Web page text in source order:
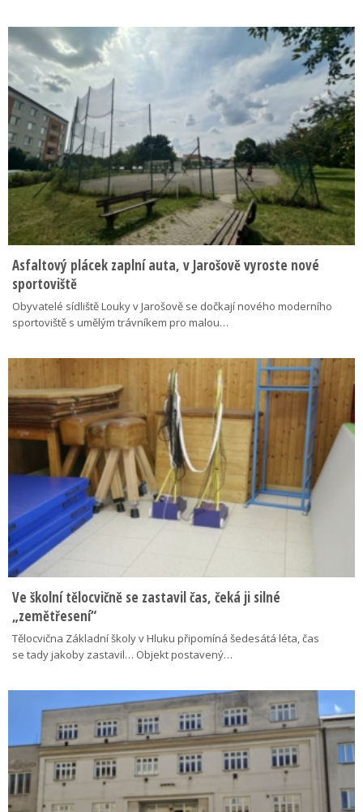
Asfaltový plácek zaplní auta, v Jarošově vyroste nové
sportoviště
Obyvatelé sídliště Louky v Jarošově se dočkají nového moderního
sportoviště s umělým trávníkem pro malou…
Ve školní tělocvičně se zastavil čas, čeká ji silné
„zemětřesení“
Tělocvična Základní školy v Hluku připomíná šedesátá léta, čas
se tady jakoby zastavil… Objekt postavený…